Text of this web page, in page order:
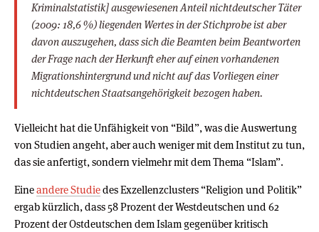
Kriminalstatistik] ausgewiesenen Anteil nichtdeutscher Täter
(2009: 18,6 %) liegenden Wertes in der Stichprobe ist aber
davon auszugehen, dass sich die Beamten beim Beantworten
der Frage nach der Herkunft eher auf einen vorhandenen
Migrationshintergrund und nicht auf das Vorliegen einer
nichtdeutschen Staatsangehörigkeit bezogen haben.
Vielleicht hat die Unfähigkeit von “Bild”, was die Auswertung
von Studien angeht, aber auch weniger mit dem Institut zu tun,
das sie anfertigt, sondern vielmehr mit dem Thema “Islam”.
Eineandere Studiedes Exzellenzclusters “Religion und Politik”
ergab kürzlich, dass 58 Prozent der Westdeutschen und 62
Prozent der Ostdeutschen dem Islam gegenüber kritisch